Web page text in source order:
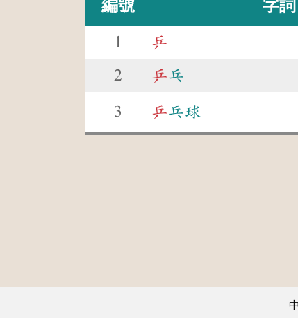
編號 字詞
1 乒
2 乒乓
3 乒乓球